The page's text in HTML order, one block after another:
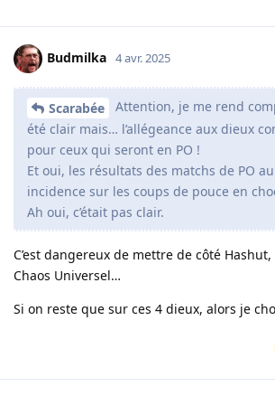
Budmilka 4 avr. 2025
Scarabée
Attention, je me rend
été clair mais… l’allégeance aux dieux
pour ceux qui seront en PO !
Et oui, les résultats des matchs de PO
incidence sur les coups de pouce en
Ah oui, c’était pas clair.
C’est dangereux de mettre de côté
Chaos Universel…
Si on reste que sur ces 4 dieux, alors je